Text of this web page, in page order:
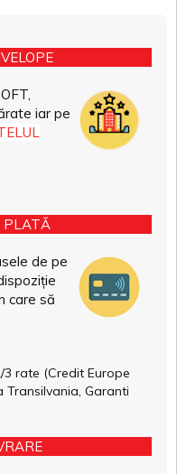
iar pe
PLATĂ
de pe
care să
rate (Credit Europe
Transilvania, Garanti